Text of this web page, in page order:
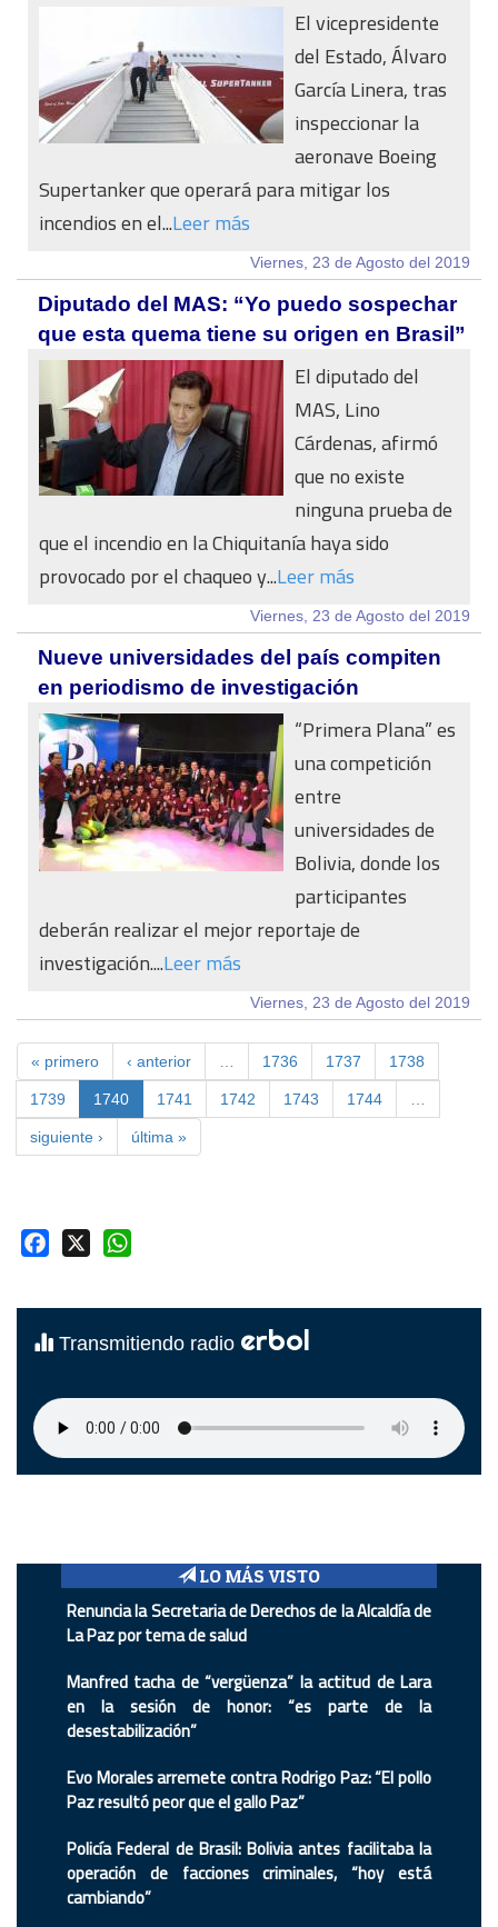
El vicepresidente
del Estado, Álvaro
García Linera, tras
inspeccionar la
aeronave Boeing
Supertanker que operará para mitigar los
incendios en el...Leer más
Viernes, 23 de Agosto del 2019
Diputado del MAS: “Yo puedo sospechar
que esta quema tiene su origen en Brasil”
El diputado del
MAS, Lino
Cárdenas, afirmó
que no existe
ninguna prueba de
que el incendio en la Chiquitanía haya sido
provocado por el chaqueo y...Leer más
Viernes, 23 de Agosto del 2019
Nueve universidades del país compiten
en periodismo de investigación
“Primera Plana” es
una competición
entre
universidades de
Bolivia, donde los
participantes
deberán realizar el mejor reportaje de
investigación....Leer más
Viernes, 23 de Agosto del 2019
« primero ‹ anterior 1736 1737 1738
1739 1740 1741 1742 1743 1744
siguiente › última »
Facebook
Transmitiendo radio erbol
LO MÁS VISTO
Renuncia la Secretaria de Derechos de la Alcaldía de
La Paz por tema de salud
Manfred tacha de “vergüenza” la actitud de Lara
en la sesión de honor: “es parte de la
desestabilización”
Evo Morales arremete contra Rodrigo Paz: “El pollo
Paz resultó peor que el gallo Paz”
Policía Federal de Brasil: Bolivia antes facilitaba la
operación de facciones criminales, “hoy está
cambiando”